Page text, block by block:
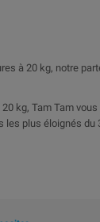
à 20 kg, notre
kg, Tam Tam
les plus éloignés du